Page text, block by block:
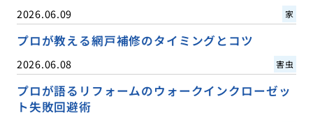
2026.06.09 家
プロが教える網戸補修のタイミングとコツ
2026.06.08 害虫
プロが語るリフォームのウォークインクローゼッ
ト失敗回避術